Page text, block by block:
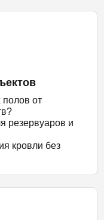
полов от
резервуаров и
кровли без